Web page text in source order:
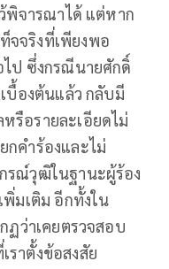
พิจารณาได้ แต่หาก
จจริงที่เพียงพอ
ไป ซึ่งกรณีนายศักดิ์
บื้องต้นแล้ว กลับมี
รือรายละเอียดไม่
กคำร้องและไม่
รณ์วุฒิในฐานะผู้ร้อง
พิ่มเติม อีกทั้งใน
ฏว่าเคยตรวจสอบ
ราตั้งข้อสงสัย